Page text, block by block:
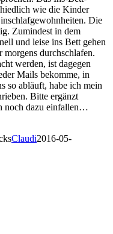
wie die Kinder
Die
Zumindest in dem
und leise ins Bett gehen
durchschlafen.
werden, ist dagegen
Mails bekomme, in
so abläuft, habe ich mein
Bitte ergänzt
noch dazu einfallen…
Claudi2016-05-